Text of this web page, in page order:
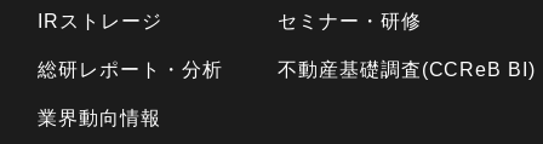
IRストレージ
総研レポート・分析
業界動向情報
セミナー・研修
不動産基礎調査(CCReB BI)